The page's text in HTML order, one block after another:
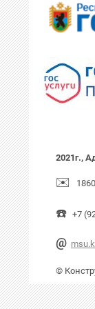
2021г.,
✉️
☎️ +7
@
©